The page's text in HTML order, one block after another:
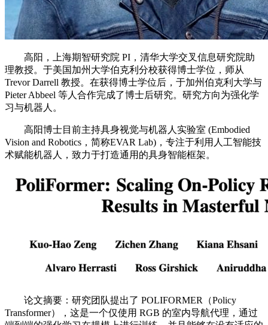
高阳，上海期智研究院 PI，清华大学交叉信息研究院助
理教授。于美国加州大学伯克利分校获得博士学位，师从
Trevor Darrell 教授。在获得博士学位后，于加州伯克利大学与
Pieter Abbeel 等人合作完成了博士后研究。研究方向为强化学
习与机器人。
高阳博士目前主持具身视觉与机器人实验室 (Embodied
Vision and Robotics，简称EVAR Lab)，专注于利用人工智能技
术赋能机器人，致力于打造通用的具身智能框架。
论文摘要：研究团队提出了 POLIFORMER（Policy
Transformer），这是一个仅使用 RGB 的室内导航代理，通过